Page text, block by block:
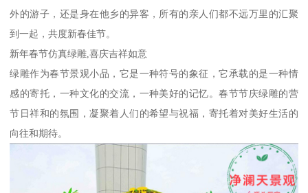
外的游子，还是身在他乡的异客，所有的亲人们都不远万里的汇聚
到一起，共度新春佳节。
新年春节仿真绿雕,喜庆吉祥如意
绿雕作为春节景观小品，它是一种符号的象征，它承载的是一种情
感的寄托，一种文化的交流，一种美好的记忆。春节节庆绿雕的营
节日祥和的氛围，凝聚着人们的希望与祝福，寄托着对美好生活的
向往和期待。